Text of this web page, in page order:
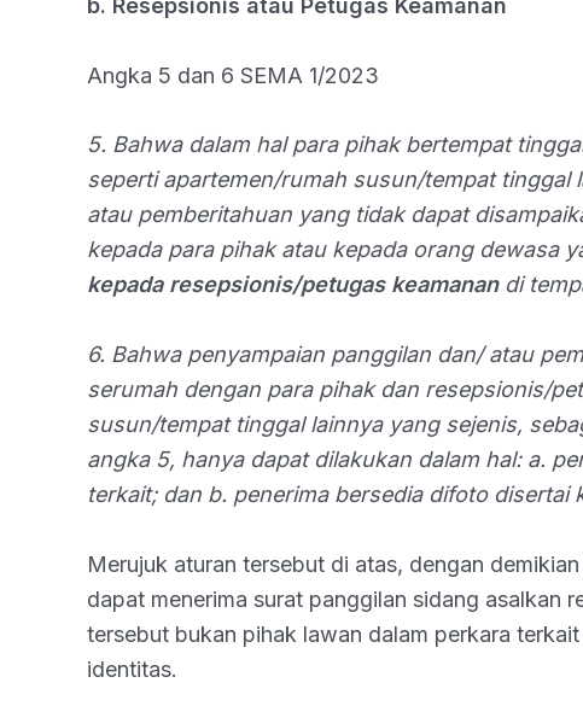
b. Resepsionis atau Petugas Keamanan
Angka 5 dan 6 SEMA 1/2023
5. Bahwa dalam hal para pihak bertempat
seperti apartemen/rumah susun/tempat tinggal
atau pemberitahuan yang tidak dapat
kepada para pihak atau kepada orang dewasa
kepada resepsionis/petugas keamanan di
6. Bahwa penyampaian panggilan dan/ atau
serumah dengan para pihak dan resepsionis/
susun/tempat tinggal lainnya yang sejenis,
angka 5, hanya dapat dilakukan dalam hal: a.
terkait; dan b. penerima bersedia difoto
Merujuk aturan tersebut di atas, dengan
dapat menerima surat panggilan sidang asalkan
tersebut bukan pihak lawan dalam perkara
identitas.